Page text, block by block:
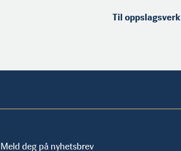
Til oppslagsverk
Meld deg på nyhetsbrev